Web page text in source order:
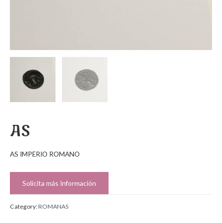
AS
AS IMPERIO ROMANO
Solicita más Información
Category:ROMANAS